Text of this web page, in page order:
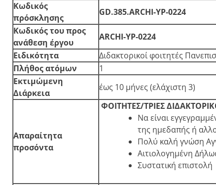
Κωδικός
πρόσκλησης
GD.385.ARCHI-ΥP-0224
Κωδικός του προς
ανάθεση έργου
ARCHI-ΥP-0224
Ειδικότητα
Διδακτορικοί φοιτητές
Πλήθος ατόμων
1
Εκτιμώμενη
Διάρκεια
έως 10 μήνες (ελάχιστη 3)
Απαραίτητα
προσόντα
ΦΟΙΤΗΤΕΣ/ΤΡΙΕΣ
Να είναι
της ημεδαπής ή
Πολύ καλή γνώση
Αιτιολογημένη
Συστατική επιστολή